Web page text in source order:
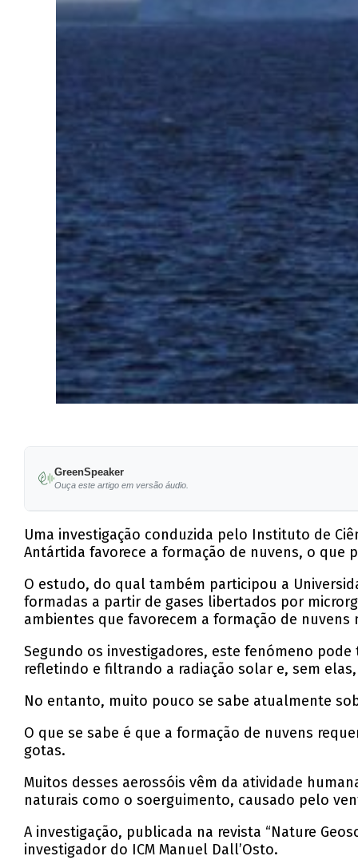
GreenSpeaker
Ouça este artigo em versão áudio.
Uma investigação conduzida pelo Instituto de
Antártida favorece a formação de nuvens, o que
O estudo, do qual também participou a
formadas a partir de gases libertados por
ambientes que favorecem a formação de nuvens
Segundo os investigadores, este fenómeno
refletindo e filtrando a radiação solar e, sem
No entanto, muito pouco se sabe atualmente
O que se sabe é que a formação de nuvens
gotas.
Muitos desses aerossóis vêm da atividade
naturais como o soerguimento, causado pelo
A investigação, publicada na revista “Nature
investigador do ICM Manuel Dall’Osto.